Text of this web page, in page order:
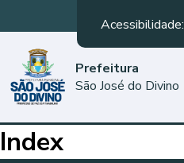
Acessibilidade:
Prefeitura
São José do Divino
Index